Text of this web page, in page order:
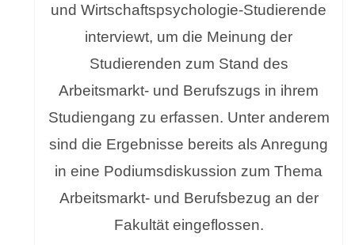
und Wirtschaftspsychologie-Studierende
interviewt, um die Meinung der
Studierenden zum Stand des
Arbeitsmarkt- und Berufszugs in ihrem
Studiengang zu erfassen. Unter anderem
sind die Ergebnisse bereits als Anregung
in eine Podiumsdiskussion zum Thema
Arbeitsmarkt- und Berufsbezug an der
Fakultät eingeflossen.